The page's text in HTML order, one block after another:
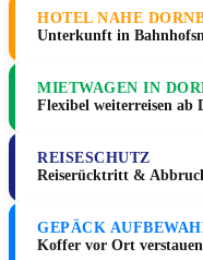
HOTEL NAHE
Unterkunft in
MIETWAGEN IN
Flexibel weiterreisen ab
REISESCHUTZ
Reiserücktritt &
GEPÄCK
Koffer vor Ort